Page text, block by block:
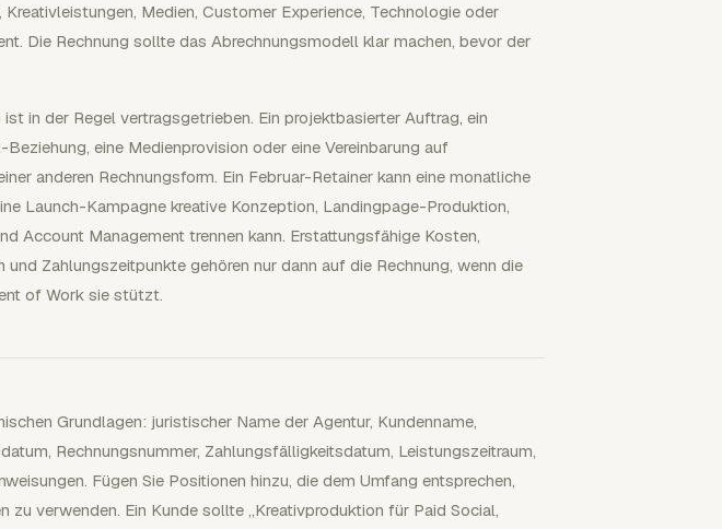
Medien, Customer Experience, Technologie oder
Die Rechnung sollte das Abrechnungsmodell klar machen, bevor der
in der Regel vertragsgetrieben. Ein projektbasierter Auftrag, ein
eine Medienprovision oder eine Vereinbarung auf
anderen Rechnungsform. Ein Februar-Retainer kann eine monatliche
Launch-Kampagne kreative Konzeption, Landingpage-Produktion,
Account Management trennen kann. Erstattungsfähige Kosten,
und Zahlungszeitpunkte gehören nur dann auf die Rechnung, wenn die
of Work sie stützt.
Grundlagen: juristischer Name der Agentur, Kundenname,
Rechnungsnummer, Zahlungsfälligkeitsdatum, Leistungszeitraum,
Fügen Sie Positionen hinzu, die dem Umfang entsprechen,
zu verwenden. Ein Kunde sollte „Kreativproduktion für Paid Social,